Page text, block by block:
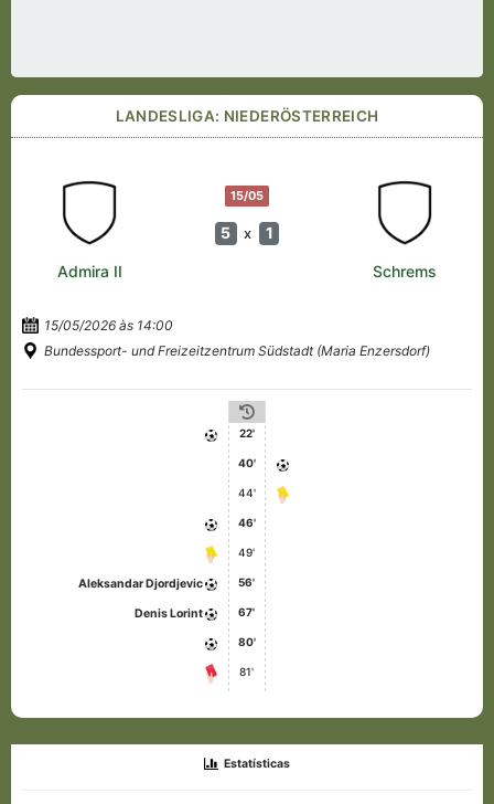
LANDESLIGA: NIEDERÖSTERREICH
15/05
5 x 1
Admira II Schrems
15/05/2026 às 14:00
Bundessport- und Freizeitzentrum Südstadt (Maria Enzersdorf)
22'
40'
44'
46'
49'
Aleksandar Djordjevic 56'
Denis Lorint 67'
80'
81'
Estatísticas